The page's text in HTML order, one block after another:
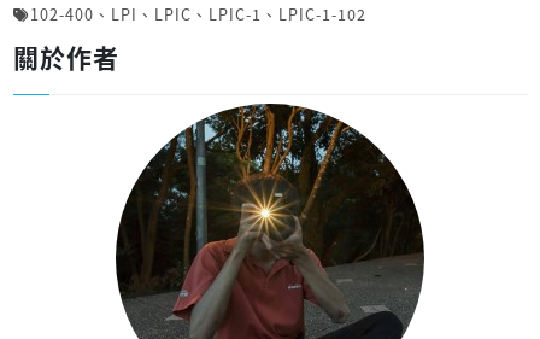
102-400 、 LPI 、 LPIC 、 LPIC-1 、 LPIC-1-102
關於作者